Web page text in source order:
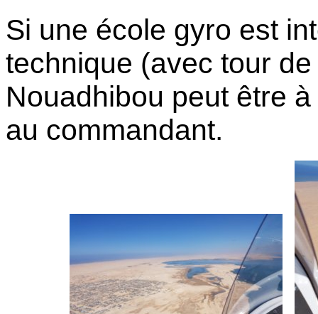
Si une école gyro est
technique (avec tour
Nouadhibou peut être
au commandant.